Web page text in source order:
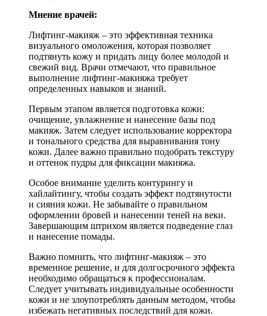
Мнение врачей:
Лифтинг-макияж – это эффективная техника
визуального омоложения, которая позволяет
подтянуть кожу и придать лицу более молодой и
свежий вид. Врачи отмечают, что правильное
выполнение лифтинг-макияжа требует
определенных навыков и знаний.
Первым этапом является подготовка кожи:
очищение, увлажнение и нанесение базы под
макияж. Затем следует использование корректора
и тонального средства для выравнивания тону
кожи. Далее важно правильно подобрать текстуру
и оттенок пудры для фиксации макияжа.
Особое внимание уделить контурингу и
хайлайтингу, чтобы создать эффект подтянутости
и сияния кожи. Не забывайте о правильном
оформлении бровей и нанесении теней на веки.
Завершающим штрихом является подведение глаз
и нанесение помады.
Важно помнить, что лифтинг-макияж – это
временное решение, и для долгосрочного эффекта
необходимо обращаться к профессионалам.
Следует учитывать индивидуальные особенности
кожи и не злоупотреблять данным методом, чтобы
избежать негативных последствий для кожи.